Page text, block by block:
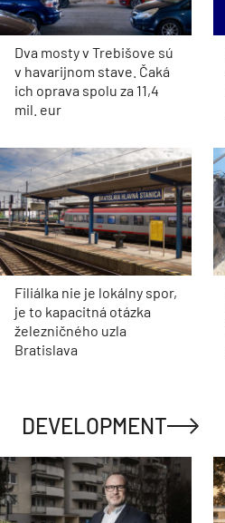
Dva mosty v Trebišove sú
v havarijnom stave. Čaká
ich oprava spolu za 11,4
mil. eur
Filiálka nie je lokálny spor,
je to kapacitná otázka
železničného uzla
Bratislava
DEVELOPMENT